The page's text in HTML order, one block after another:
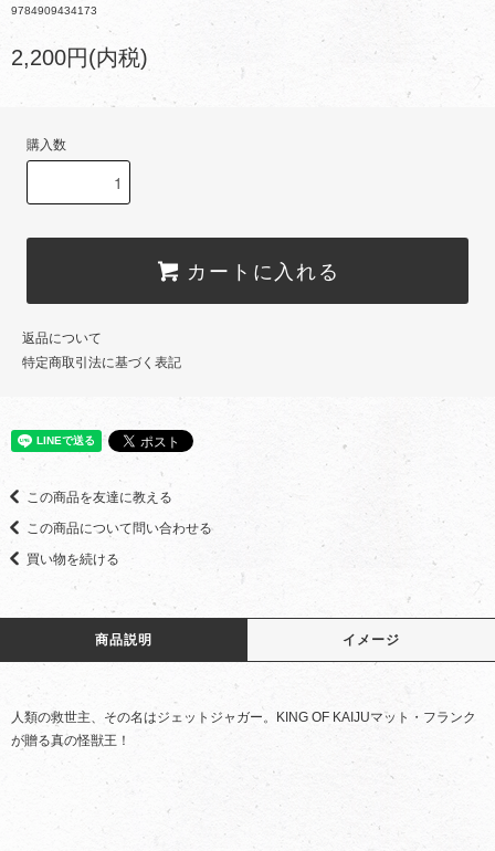
9784909434173
2,200円(内税)
購入数
カートに入れる
返品について
特定商取引法に基づく表記
この商品を友達に教える
この商品について問い合わせる
買い物を続ける
商品説明 イメージ
人類の救世主、その名はジェットジャガー。KING OF KAIJUマット・フランク
が贈る真の怪獣王！